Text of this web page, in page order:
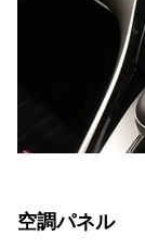
空調パネル